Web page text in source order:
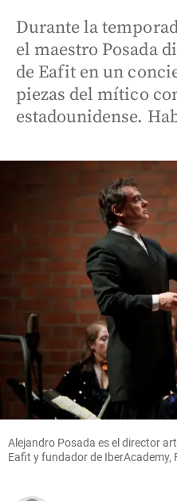
Durante la
el maestro Posada
de Eafit en un
piezas del mítico
estadounidense.
Alejandro Posada es el director
Eafit y fundador de IberAcademy,